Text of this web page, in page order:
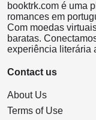
booktrk.com é uma
romances em
Com moedas
baratas.
experiência literária
Contact us
About Us
Terms of Use